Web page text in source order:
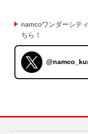
namcoワンダーシテ
ちら！